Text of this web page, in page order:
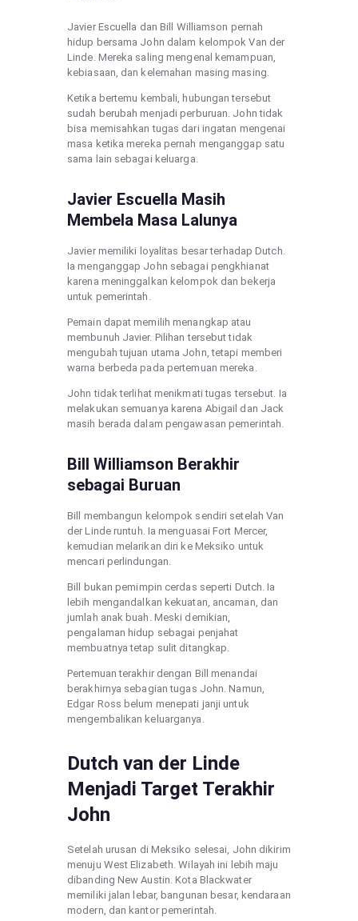
Javier Escuella dan Bill Williamson pernah
hidup bersama John dalam kelompok Van der
Linde. Mereka saling mengenal kemampuan,
kebiasaan, dan kelemahan masing masing.
Ketika bertemu kembali, hubungan tersebut
sudah berubah menjadi perburuan. John tidak
bisa memisahkan tugas dari ingatan mengenai
masa ketika mereka pernah menganggap satu
sama lain sebagai keluarga.
Javier Escuella Masih
Membela Masa Lalunya
Javier memiliki loyalitas besar terhadap Dutch.
Ia menganggap John sebagai pengkhianat
karena meninggalkan kelompok dan bekerja
untuk pemerintah.
Pemain dapat memilih menangkap atau
membunuh Javier. Pilihan tersebut tidak
mengubah tujuan utama John, tetapi memberi
warna berbeda pada pertemuan mereka.
John tidak terlihat menikmati tugas tersebut. Ia
melakukan semuanya karena Abigail dan Jack
masih berada dalam pengawasan pemerintah.
Bill Williamson Berakhir
sebagai Buruan
Bill membangun kelompok sendiri setelah Van
der Linde runtuh. Ia menguasai Fort Mercer,
kemudian melarikan diri ke Meksiko untuk
mencari perlindungan.
Bill bukan pemimpin cerdas seperti Dutch. Ia
lebih mengandalkan kekuatan, ancaman, dan
jumlah anak buah. Meski demikian,
pengalaman hidup sebagai penjahat
membuatnya tetap sulit ditangkap.
Pertemuan terakhir dengan Bill menandai
berakhirnya sebagian tugas John. Namun,
Edgar Ross belum menepati janji untuk
mengembalikan keluarganya.
Dutch van der Linde
Menjadi Target Terakhir
John
Setelah urusan di Meksiko selesai, John dikirim
menuju West Elizabeth. Wilayah ini lebih maju
dibanding New Austin. Kota Blackwater
memiliki jalan lebar, bangunan besar, kendaraan
modern, dan kantor pemerintah.